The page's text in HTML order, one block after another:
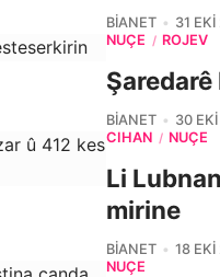
BIANET
31
NÛÇE / ROJEV
BIANET
30
CÎHAN / NÛÇE
Li
mirine
BIANET
18
NÛÇE